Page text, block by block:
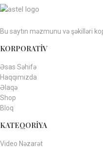
Bu saytın məzmunu və şəkilləri
KORPORATİV
Əsas Səhifə
Haqqımızda
Əlaqə
Shop
Bloq
KATEQORİYA
Video Nəzarət